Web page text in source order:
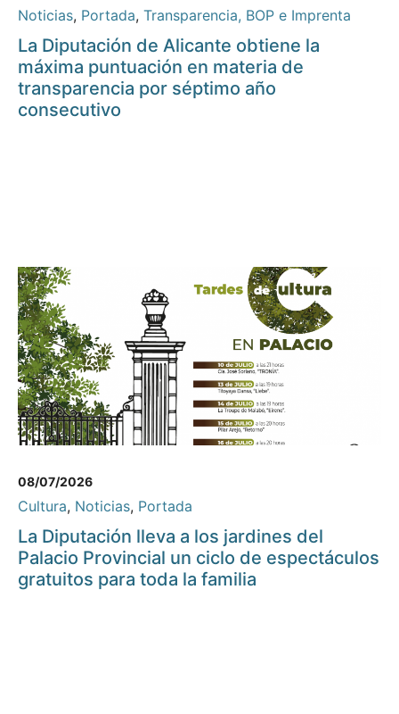
Noticias, Portada, Transparencia, BOP e Imprenta
La Diputación de Alicante obtiene la
máxima puntuación en materia de
transparencia por séptimo año
consecutivo
08/07/2026
Cultura, Noticias, Portada
La Diputación lleva a los jardines del
Palacio Provincial un ciclo de espectáculos
gratuitos para toda la familia